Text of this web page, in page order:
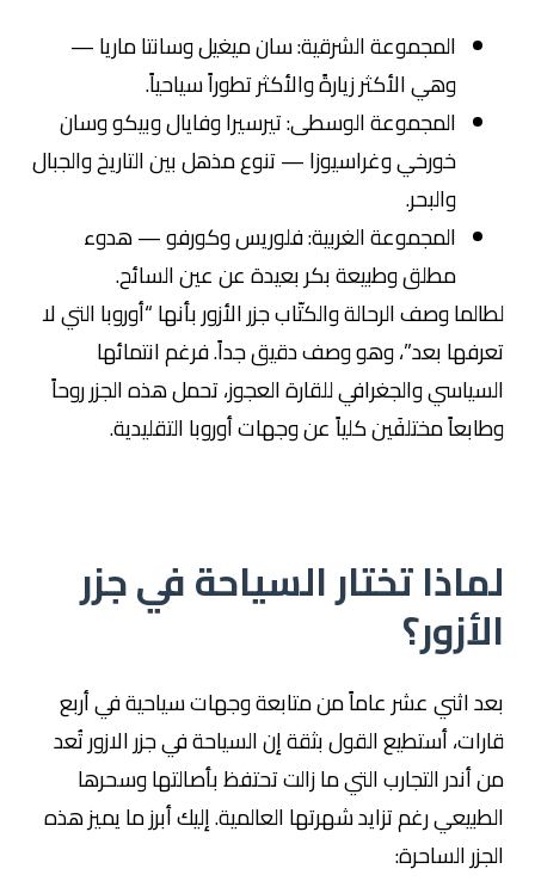
المجموعة الشرقية: سان ميغيل وسانتا ماريا —
وهي الأكثر زيارةً والأكثر تطوراً سياحياً.
المجموعة الوسطى: تيرسيرا وفايال وبيكو وسان
خورخي وغراسيوزا — تنوع مذهل بين التاريخ والجبال
والبحر.
المجموعة الغربية: فلوريس وكورفو — هدوء
مطلق وطبيعة بكر بعيدة عن عين السائح.
لطالما وصف الرحالة والكتّاب جزر الأزور بأنها “أوروبا التي لا
تعرفها بعد”، وهو وصف دقيق جداً. فرغم انتمائها
السياسي والجغرافي للقارة العجوز، تحمل هذه الجزر روحاً
وطابعاً مختلفَين كلياً عن وجهات أوروبا التقليدية.
لماذا تختار السياحة في جزر
الأزور؟
بعد اثني عشر عاماً من متابعة وجهات سياحية في أربع
قارات، أستطيع القول بثقة إن السياحة في جزر الازور تُعد
من أندر التجارب التي ما زالت تحتفظ بأصالتها وسحرها
الطبيعي رغم تزايد شهرتها العالمية. إليك أبرز ما يميز هذه
الجزر الساحرة: